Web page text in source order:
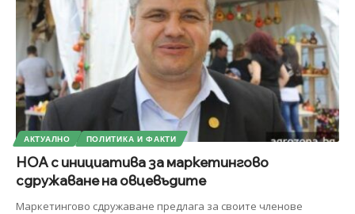
АКТУАЛНО ПОЛИТИКА И ФАКТИ
НОА с инициатива за маркетингово
сдружаване на овцевъдите
Маркетингово сдружаване предлага за своите членове